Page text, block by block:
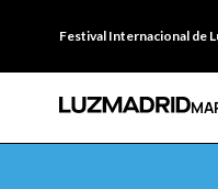
Festival Internacional de